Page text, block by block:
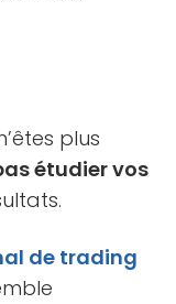
plus
étudier vos
de trading